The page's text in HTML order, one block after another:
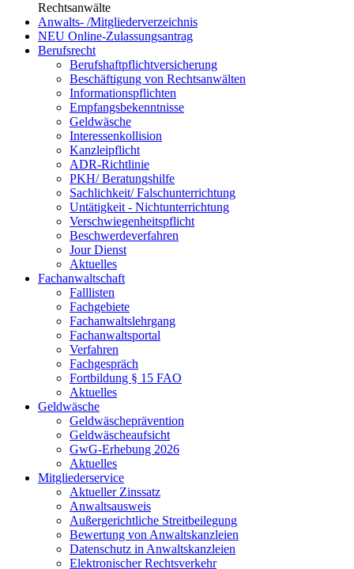
Rechtsanwälte
Anwalts- /Mitgliederverzeichnis
NEU Online-Zulassungsantrag
Berufsrecht
Berufshaftpflichtversicherung
Beschäftigung von Rechtsanwälten
Informationspflichten
Empfangsbekenntnisse
Geldwäsche
Interessenkollision
Kanzleipflicht
ADR-Richtlinie
PKH/ Beratungshilfe
Sachlichkeit/ Falschunterrichtung
Untätigkeit - Nichtunterrichtung
Verschwiegenheitspflicht
Beschwerdeverfahren
Jour Dienst
Aktuelles
Fachanwaltschaft
Falllisten
Fachgebiete
Fachanwaltslehrgang
Fachanwaltsportal
Verfahren
Fachgespräch
Fortbildung § 15 FAO
Aktuelles
Geldwäsche
Geldwäscheprävention
Geldwäscheaufsicht
GwG-Erhebung 2026
Aktuelles
Mitgliederservice
Aktueller Zinssatz
Anwaltsausweis
Außergerichtliche Streitbeilegung
Bewertung von Anwaltskanzleien
Datenschutz in Anwaltskanzleien
Elektronischer Rechtsverkehr